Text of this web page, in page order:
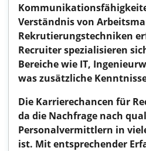
Verständnis von
Rekrutierungstechniken
Recruiter spezialisieren
Bereiche wie IT,
was zusätzliche
Die Karrierechancen für
da die Nachfrage nach
Personalvermittlern in
ist. Mit entsprechender